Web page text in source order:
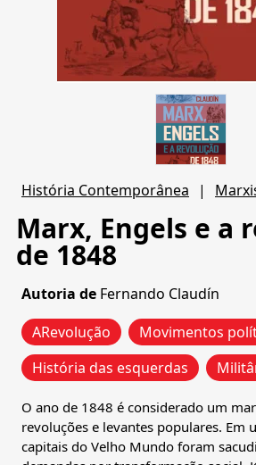
História Contemporânea |
Marx, Engels e a
de 1848
Autoria de Fernando Claudín
ARevolução
Movimentos
História das esquerdas
O ano de 1848 é considerado um
revoluções e levantes populares. Em
capitais do Velho Mundo foram